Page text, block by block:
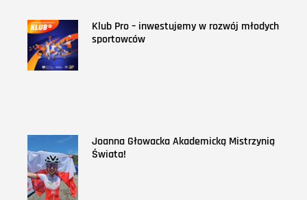
Klub Pro – inwestujemy w rozwój młodych
sportowców
Joanna Głowacka Akademicką Mistrzynią
Świata!